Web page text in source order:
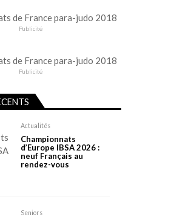
Publicité
Publicité
Actualités
Championnats
d’Europe IBSA 2026 :
neuf Français au
rendez-vous
Seniors